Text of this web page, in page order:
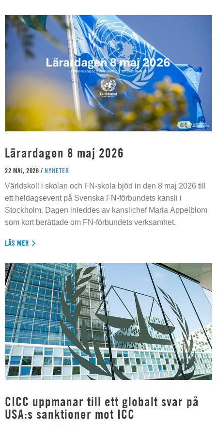
Lärardagen 8 maj 2026
22 MAJ, 2026 / NYHETER
Världskoll i skolan och FN-skola bjöd in den 8 maj 2026 till
ett heldagsevent på Svenska FN-förbundets kansli i
Stockholm. Dagen inleddes av kanslichef Maria Appelblom
som kort berättade om FN-förbundets verksamhet.
LÄS MER
CICC uppmanar till ett globalt svar på
USA:s sanktioner mot ICC